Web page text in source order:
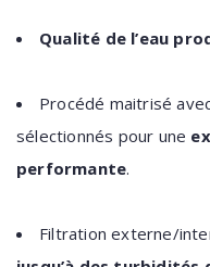
Qualité de l’eau
Procédé maitrisé
sélectionnés pour une
performante.
Filtration externe/